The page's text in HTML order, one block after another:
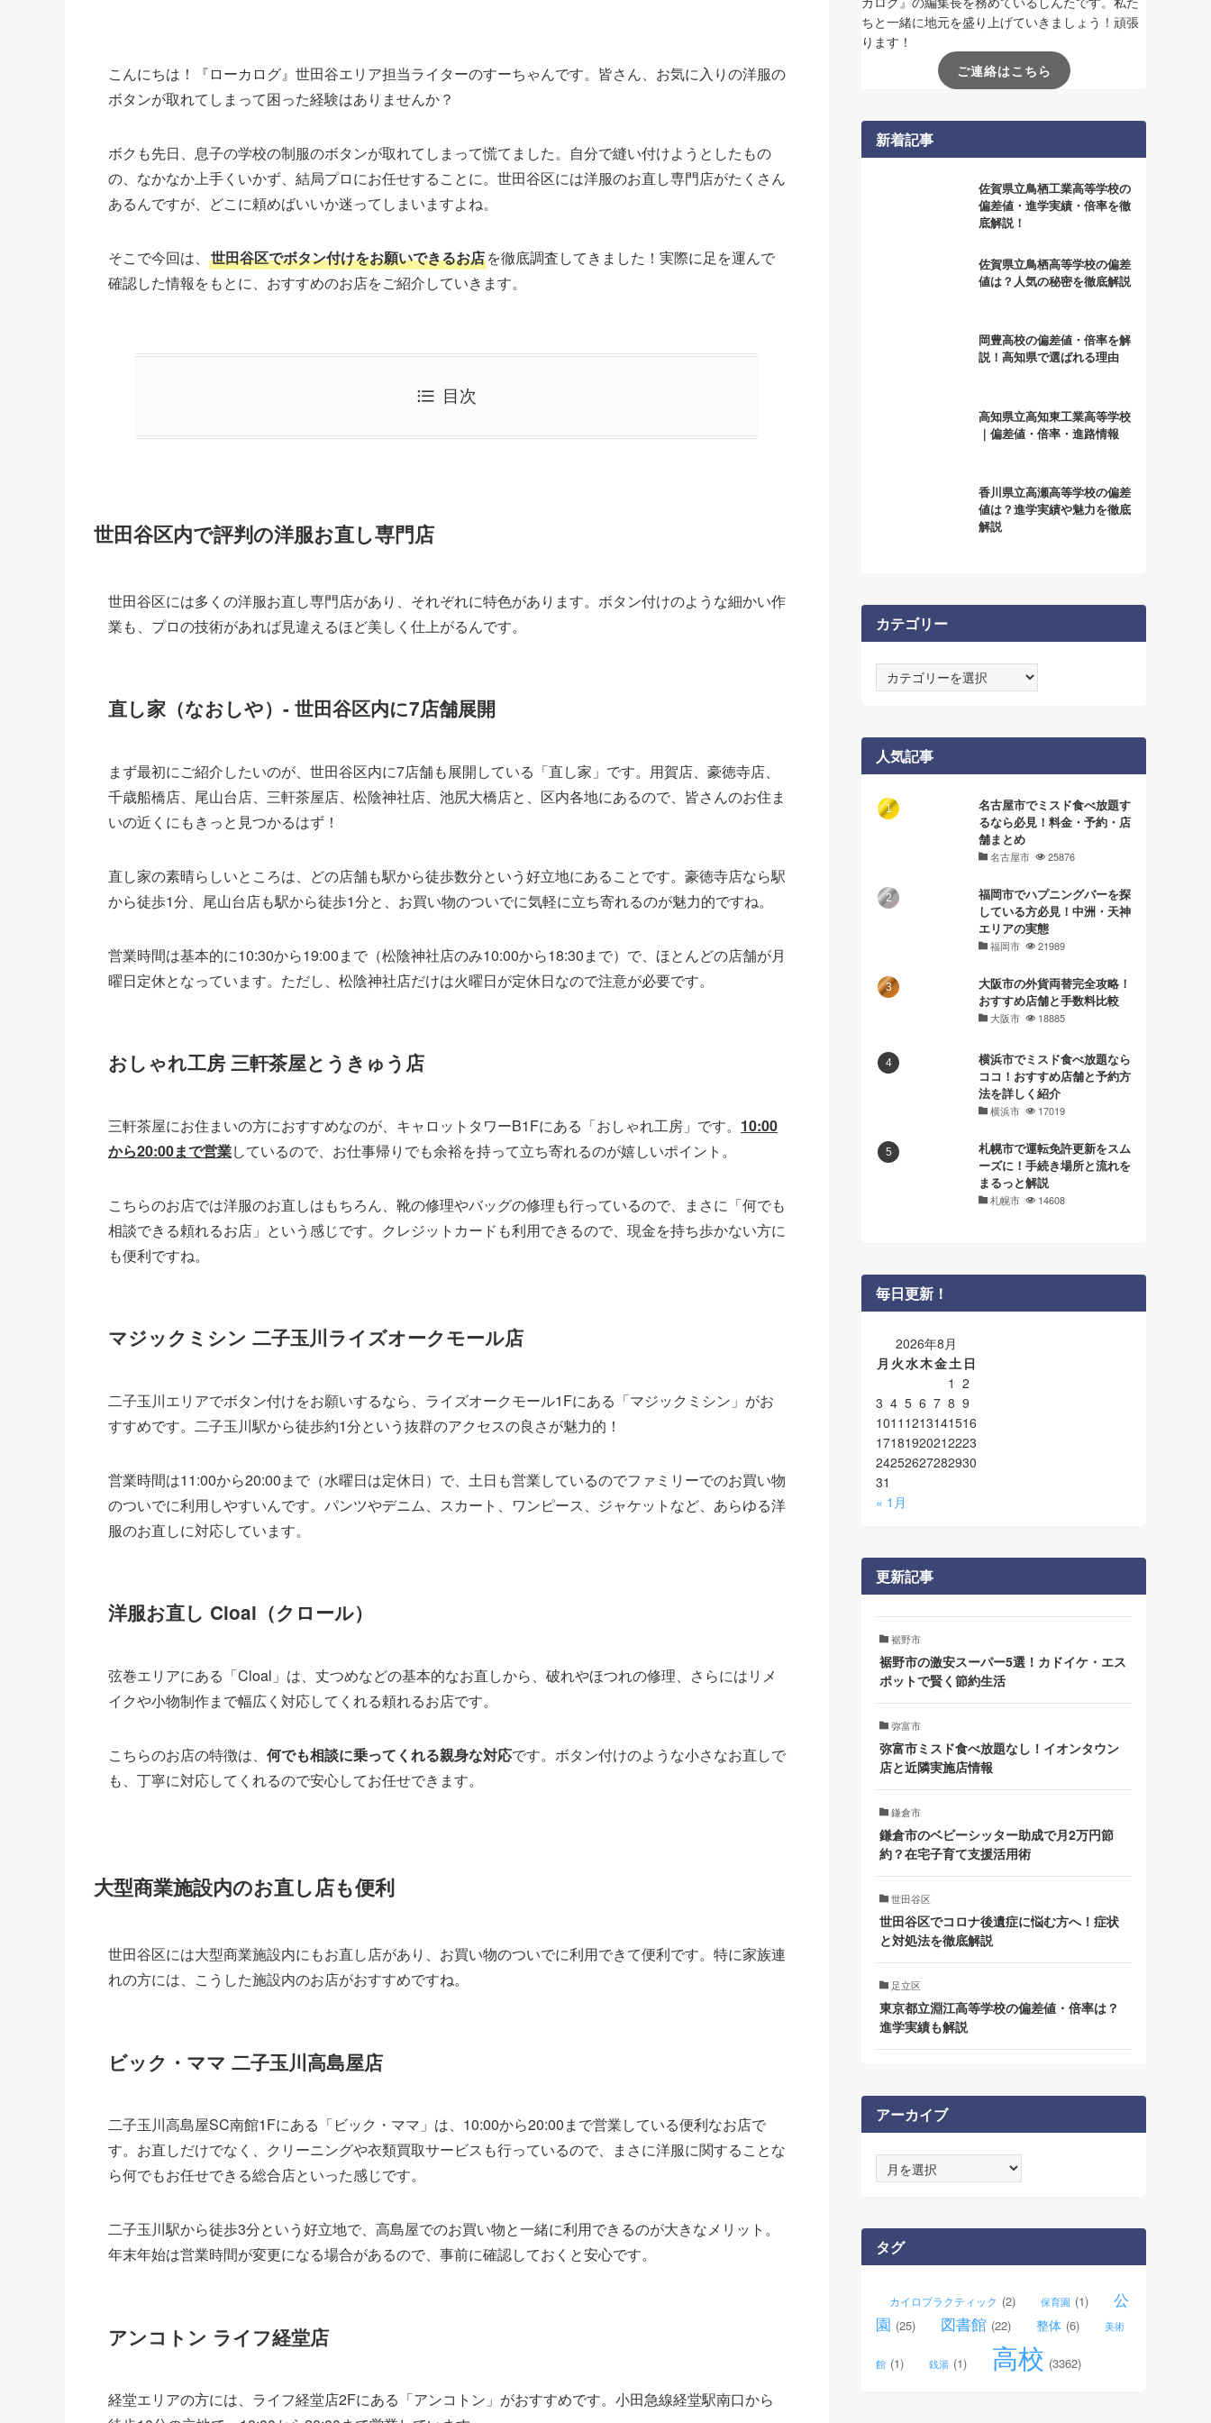
こんにちは！『ローカログ』世田谷エリア担当ライターのすーちゃんです。皆さん、お気に入りの洋服の
ボタンが取れてしまって困った経験はありませんか？
ボクも先日、息子の学校の制服のボタンが取れてしまって慌てました。自分で縫い付けようとしたもの
の、なかなか上手くいかず、結局プロにお任せすることに。世田谷区には洋服のお直し専門店がたくさん
あるんですが、どこに頼めばいいか迷ってしまいますよね。
そこで今回は、 世田谷区でボタン付けをお願いできるお店を徹底調査してきました！実際に足を運んで
確認した情報をもとに、おすすめのお店をご紹介していきます。
目次
世田谷区内で評判の洋服お直し専門店
世田谷区には多くの洋服お直し専門店があり、それぞれに特色があります。ボタン付けのような細かい作
業も、プロの技術があれば見違えるほど美しく仕上がるんです。
直し家（なおしや）- 世田谷区内に7店舗展開
まず最初にご紹介したいのが、世田谷区内に7店舗も展開している「直し家」です。用賀店、豪徳寺店、
千歳船橋店、尾山台店、三軒茶屋店、松陰神社店、池尻大橋店と、区内各地にあるので、皆さんのお住ま
いの近くにもきっと見つかるはず！
直し家の素晴らしいところは、どの店舗も駅から徒歩数分という好立地にあることです。豪徳寺店なら駅
から徒歩1分、尾山台店も駅から徒歩1分と、お買い物のついでに気軽に立ち寄れるのが魅力的ですね。
営業時間は基本的に10:30から19:00まで（松陰神社店のみ10:00から18:30まで）で、ほとんどの店舗が月
曜日定休となっています。ただし、松陰神社店だけは火曜日が定休日なので注意が必要です。
おしゃれ工房 三軒茶屋とうきゅう店
三軒茶屋にお住まいの方におすすめなのが、キャロットタワーB1Fにある「おしゃれ工房」です。 10:00
から20:00まで営業しているので、お仕事帰りでも余裕を持って立ち寄れるのが嬉しいポイント。
こちらのお店では洋服のお直しはもちろん、靴の修理やバッグの修理も行っているので、まさに「何でも
相談できる頼れるお店」という感じです。クレジットカードも利用できるので、現金を持ち歩かない方に
も便利ですね。
マジックミシン 二子玉川ライズオークモール店
二子玉川エリアでボタン付けをお願いするなら、ライズオークモール1Fにある「マジックミシン」がお
すすめです。二子玉川駅から徒歩約1分という抜群のアクセスの良さが魅力的！
営業時間は11:00から20:00まで（水曜日は定休日）で、土日も営業しているのでファミリーでのお買い物
のついでに利用しやすいんです。パンツやデニム、スカート、ワンピース、ジャケットなど、あらゆる洋
服のお直しに対応しています。
洋服お直し Cloal（クロール）
弦巻エリアにある「Cloal」は、丈つめなどの基本的なお直しから、破れやほつれの修理、さらにはリメ
イクや小物制作まで幅広く対応してくれる頼れるお店です。
こちらのお店の特徴は、 何でも相談に乗ってくれる親身な対応です。ボタン付けのような小さなお直しで
も、丁寧に対応してくれるので安心してお任せできます。
大型商業施設内のお直し店も便利
世田谷区には大型商業施設内にもお直し店があり、お買い物のついでに利用できて便利です。特に家族連
れの方には、こうした施設内のお店がおすすめですね。
ビック・ママ 二子玉川高島屋店
二子玉川高島屋SC南館1Fにある「ビック・ママ」は、10:00から20:00まで営業している便利なお店で
す。お直しだけでなく、クリーニングや衣類買取サービスも行っているので、まさに洋服に関することな
ら何でもお任せできる総合店といった感じです。
二子玉川駅から徒歩3分という好立地で、高島屋でのお買い物と一緒に利用できるのが大きなメリット。
年末年始は営業時間が変更になる場合があるので、事前に確認しておくと安心です。
アンコトン ライフ経堂店
経堂エリアの方には、ライフ経堂店2Fにある「アンコトン」がおすすめです。小田急線経堂駅南口から
ちと一緒に地元を盛り上げていきましょう！頑張
ります！
ご連絡はこちら
新着記事
佐賀県立鳥栖工業高等学校の
偏差値・進学実績・倍率を徹
底解説！
佐賀県立鳥栖高等学校の偏差
値は？人気の秘密を徹底解説
岡豊高校の偏差値・倍率を解
説！高知県で選ばれる理由
高知県立高知東工業高等学校
｜偏差値・倍率・進路情報
香川県立高瀬高等学校の偏差
値は？進学実績や魅力を徹底
解説
カテゴリー
テ
ー
人気記事
名古屋市でミスド食べ放題す
るなら必見！料金・予約・店
舗まとめ
名古屋市 25876
福岡市でハプニングバーを探
している方必見！中洲・天神
エリアの実態
福岡市 21989
大阪市の外貨両替完全攻略！
おすすめ店舗と手数料比較
大阪市 18885
横浜市でミスド食べ放題なら
ココ！おすすめ店舗と予約方
法を詳しく紹介
横浜市 17019
札幌市で運転免許更新をスム
ーズに！手続き場所と流れを
まるっと解説
札幌市 14608
毎日更新！
2026年8月
月 火水木金土 日
1 2
3 4 5 6 7 8 9
1011 1213141516
17181920212223
24252627282930
31
« 1月
更新記事
裾野市
裾野市の激安スーパー5選！カドイケ・エス
ポットで賢く節約生活
弥富市
弥富市ミスド食べ放題なし！イオンタウン
店と近隣実施店情報
鎌倉市
鎌倉市のベビーシッター助成で月2万円節
約？在宅子育て支援活用術
世田谷区
世田谷区でコロナ後遺症に悩む方へ！症状
と対処法を徹底解説
足立区
東京都立淵江高等学校の偏差値・倍率は？
進学実績も解説
アーカイブ
ー
ブ
タグ
カイロプラクティック (2) 保育園 (1)
公
園 (25) 図書館 (22) 整体 (6) 美術
館 (1) 銭湯 (1) 高校 (3362)